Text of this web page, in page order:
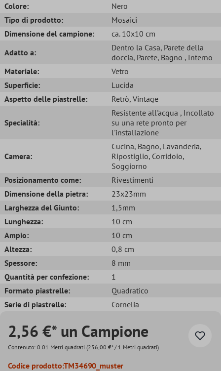
Colore:
Nero
Tipo di prodotto:
Mosaici
Dimensione del campione:
ca. 10x10 cm
Adatto a:
Dentro la Casa, Parete della
doccia, Parete, Bagno , Interno
Materiale:
Vetro
Superficie:
Lucida
Aspetto delle piastrelle:
Retrò, Vintage
Specialità:
Resistente all'acqua , Incollato
su una rete pronto per
l'installazione
Camera:
Cucina, Bagno, Lavanderia,
Ripostiglio, Corridoio,
Soggiorno
Posizionamento come:
Rivestimenti
Dimensione della pietra:
23x23mm
Larghezza del Giunto:
1,5mm
Lunghezza:
10 cm
Ampio:
10 cm
Altezza:
0,8 cm
Spessore:
8 mm
Quantità per confezione:
1
Formato piastrelle:
Quadratico
Serie di piastrelle:
Cornelia
2,56 €* un Campione
Contenuto: 0.01 Metri quadrati (256,00 €* / 1 Metri quadrati)
Codice prodotto:TM34690_muster